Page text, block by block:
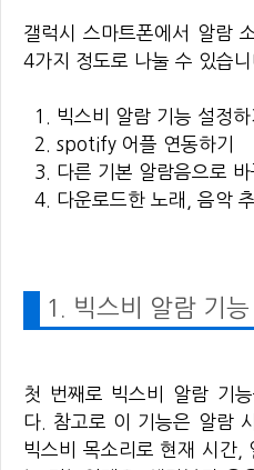
갤럭시 스마트폰에서 알람
4가지 정도로 나눌 수 있습니
빅스비 알람 기능 설정하
spotify 어플 연동하기
다른 기본 알람음으로 바
다운로드한 노래, 음악
1. 빅스비 알람 기능
첫 번째로 빅스비 알람 기
다. 참고로 이 기능은 알람
빅스비 목소리로 현재 시간,